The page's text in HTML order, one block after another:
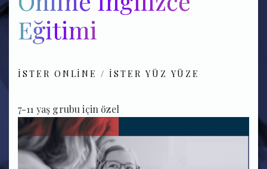
Eğitimi
İSTER ONLINE / İSTER YÜZ YÜZE
7-11 yaş grubu için özel